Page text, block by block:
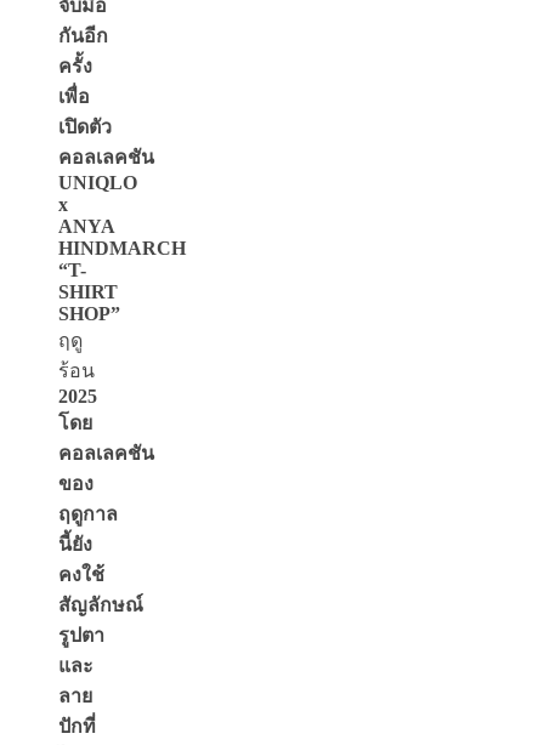
จับมือ
กันอีก
ครั้ง
เพื่อ
เปิดตัว
คอลเลคชัน
UNIQLO
x
ANYA
HINDMARCH
“T-
SHIRT
SHOP”
ฤดู
ร้อน
2025
โดย
คอลเลคชัน
ของ
ฤดูกาล
นี้ยัง
คงใช้
สัญลักษณ์
รูปตา
และ
ลาย
ปักที่